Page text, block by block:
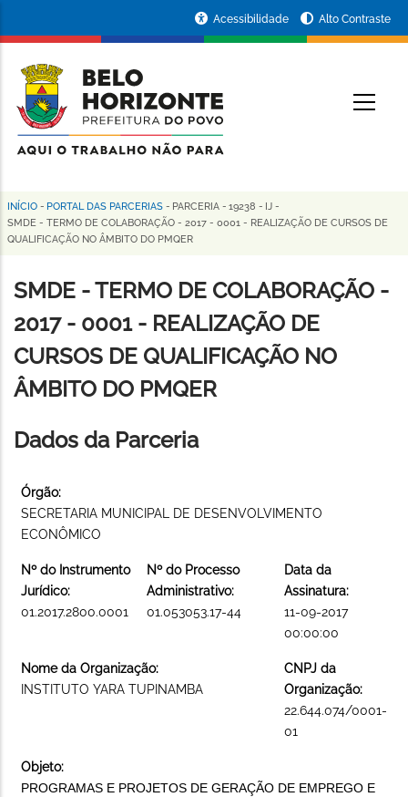
conteúdo
principal
da
Prefeitura
de
Horizonte
Acessibilidade Alto Contraste
Trilha
de
navegação
INÍCIO - PORTAL DAS PARCERIAS - PARCERIA - 19238 - IJ -
SMDE - TERMO DE COLABORAÇÃO - 2017 - 0001 - REALIZAÇÃO DE CURSOS DE
QUALIFICAÇÃO NO ÂMBITO DO PMQER
SMDE - TERMO DE COLABORAÇÃO -
2017 - 0001 - REALIZAÇÃO DE
CURSOS DE QUALIFICAÇÃO NO
ÂMBITO DO PMQER
Dados da Parceria
Órgão:
SECRETARIA MUNICIPAL DE DESENVOLVIMENTO
ECONÔMICO
Nº do Instrumento
Jurídico:
01.2017.2800.0001
Nº do Processo
Administrativo:
01.053053.17-44
Data da
Assinatura:
11-09-2017
00:00:00
Nome da Organização:
INSTITUTO YARA TUPINAMBA
CNPJ da
Organização:
22.644.074/0001-
01
Objeto:
PROGRAMAS E PROJETOS DE GERAÇÃO DE EMPREGO E